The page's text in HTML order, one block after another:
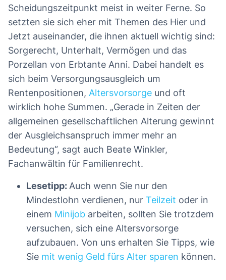
Scheidungszeitpunkt meist in weiter Ferne. So
setzten sie sich eher mit Themen des Hier und
Jetzt auseinander, die ihnen aktuell wichtig sind:
Sorgerecht, Unterhalt, Vermögen und das
Porzellan von Erbtante Anni. Dabei handelt es
sich beim Versorgungsausgleich um
Rentenpositionen, Altersvorsorge und oft
wirklich hohe Summen. „Gerade in Zeiten der
allgemeinen gesellschaftlichen Alterung gewinnt
der Ausgleichsanspruch immer mehr an
Bedeutung“, sagt auch Beate Winkler,
Fachanwältin für Familienrecht.
Lesetipp:Auch wenn Sie nur den
Mindestlohn verdienen, nur Teilzeit oder in
einem Minijob arbeiten, sollten Sie trotzdem
versuchen, sich eine Altersvorsorge
aufzubauen. Von uns erhalten Sie Tipps, wie
Sie mit wenig Geld fürs Alter sparen können.